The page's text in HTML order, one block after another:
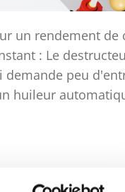
un rendement de
: Le
demande peu
huileur